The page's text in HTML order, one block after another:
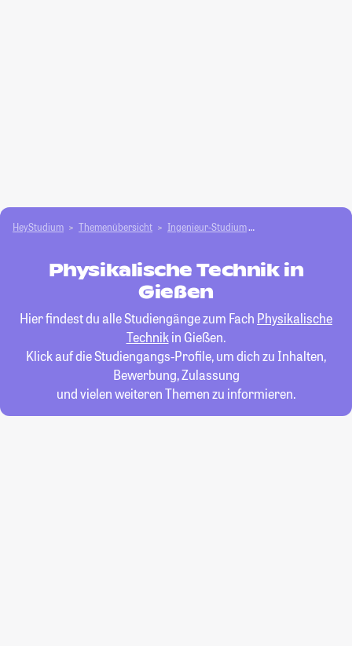
HeyStudium Themenübersicht Ingenieur-Studium
Physikalische Technik in
Gießen
Hier findest du alle Studiengänge zum Fach Physikalische
Technikin Gießen.
Klick auf die Studiengangs-Profile, um dich zu Inhalten,
Bewerbung, Zulassung
und vielen weiteren Themen zu informieren.